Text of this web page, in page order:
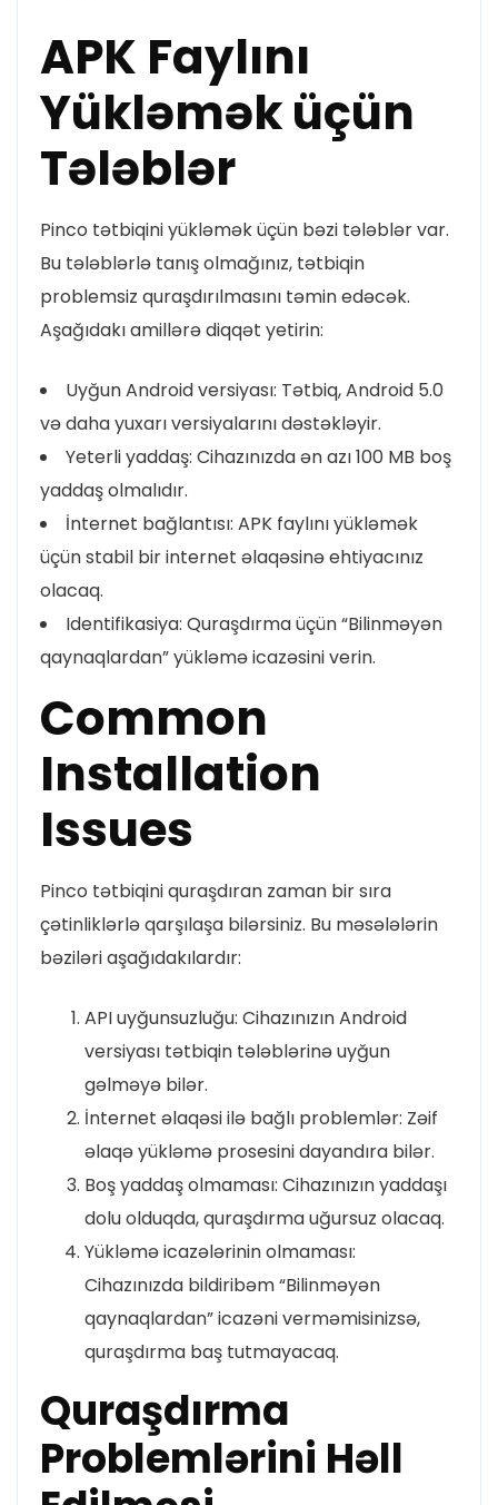
APK Faylını
Yükləmək üçün
Tələblər
Pinco tətbiqini yükləmək üçün bəzi tələblər var.
Bu tələblərlə tanış olmağınız, tətbiqin
problemsiz quraşdırılmasını təmin edəcək.
Aşağıdakı amillərə diqqət yetirin:
Uyğun Android versiyası: Tətbiq, Android 5.0
və daha yuxarı versiyalarını dəstəkləyir.
Yeterli yaddaş: Cihazınızda ən azı 100 MB boş
yaddaş olmalıdır.
İnternet bağlantısı: APK faylını yükləmək
üçün stabil bir internet əlaqəsinə ehtiyacınız
olacaq.
Identifikasiya: Quraşdırma üçün “Bilinməyən
qaynaqlardan” yükləmə icazəsini verin.
Common
Installation
Issues
Pinco tətbiqini quraşdıran zaman bir sıra
çətinliklərlə qarşılaşa bilərsiniz. Bu məsələlərin
bəziləri aşağıdakılardır:
API uyğunsuzluğu: Cihazınızın Android
versiyası tətbiqin tələblərinə uyğun
gəlməyə bilər.
İnternet əlaqəsi ilə bağlı problemlər: Zəif
əlaqə yükləmə prosesini dayandıra bilər.
Boş yaddaş olmaması: Cihazınızın yaddaşı
dolu olduqda, quraşdırma uğursuz olacaq.
Yükləmə icazələrinin olmaması:
Cihazınızda bildiribəm “Bilinməyən
qaynaqlardan” icazəni verməmisinizsə,
quraşdırma baş tutmayacaq.
Quraşdırma
Problemlərini Həll